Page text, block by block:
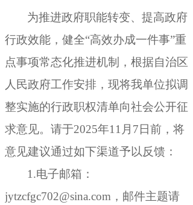
为推进政府职能转变、提高政府
行政效能 ， 健全“高效办成一件事”重
点事项常态化推进机制
， 根据自治区
人民政府工作安排，现将我单位拟调
整实施的行政职权清单向社会公开征
求意见。 请于2025年11月7日前，将
意见建议通过如下渠道予以反馈：
1.电子邮箱：
jytzcfgc702@sina.com ， 邮件主题请